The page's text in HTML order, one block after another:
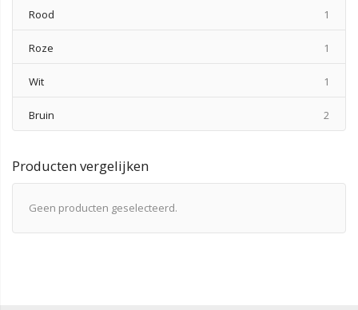
Rood 1
Roze 1
Wit 1
Bruin 2
Producten vergelijken
Geen producten geselecteerd.